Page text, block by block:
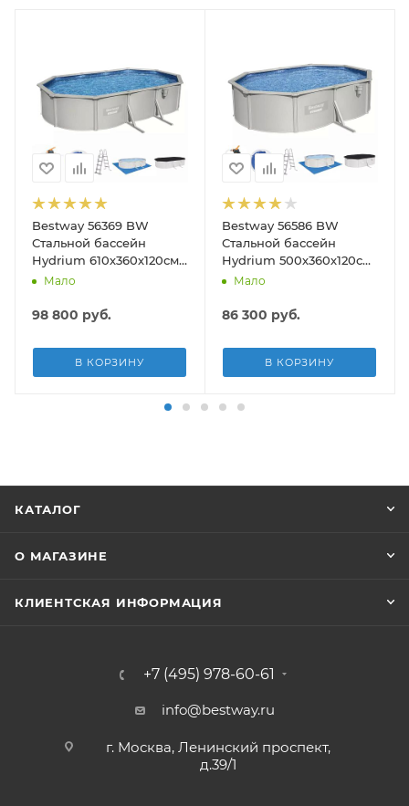
Bestway 56369 BW
Стальной бассейн
Hydrium 610х360х120см,
19929л, песч.фил.-нас
подст.
Мало
98 800 руб.
В КОРЗИНУ
Bestway 56586 BW
Стальной бассейн
Hydrium 500х360х120см,
16296л, песч.фил.-нас
подст, попл.-доз
Мало
86 300 руб.
В КОРЗИНУ
КАТАЛОГ
О МАГАЗИНЕ
КЛИЕНТСКАЯ ИНФОРМАЦИЯ
+7 (495) 978-60-61
info@bestway.ru
г. Москва, Ленинский проспект,
д.39/1